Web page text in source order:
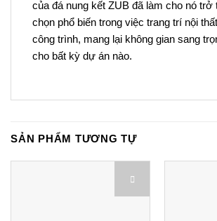
của đá nung kết ZUB đã làm cho nó trở
chọn phổ biến trong việc trang trí nội
công trình, mang lại không gian sang
cho bất kỳ dự án nào.
SẢN PHẨM TƯƠNG TỰ